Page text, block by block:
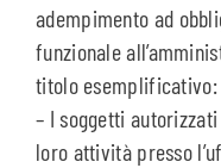
adempimento ad
funzionale
titolo esemplificativo:
– I soggetti
loro attività presso